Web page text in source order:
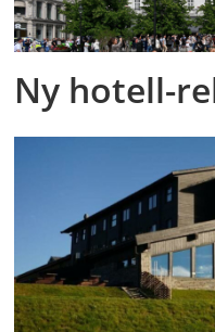
Ny hotell-